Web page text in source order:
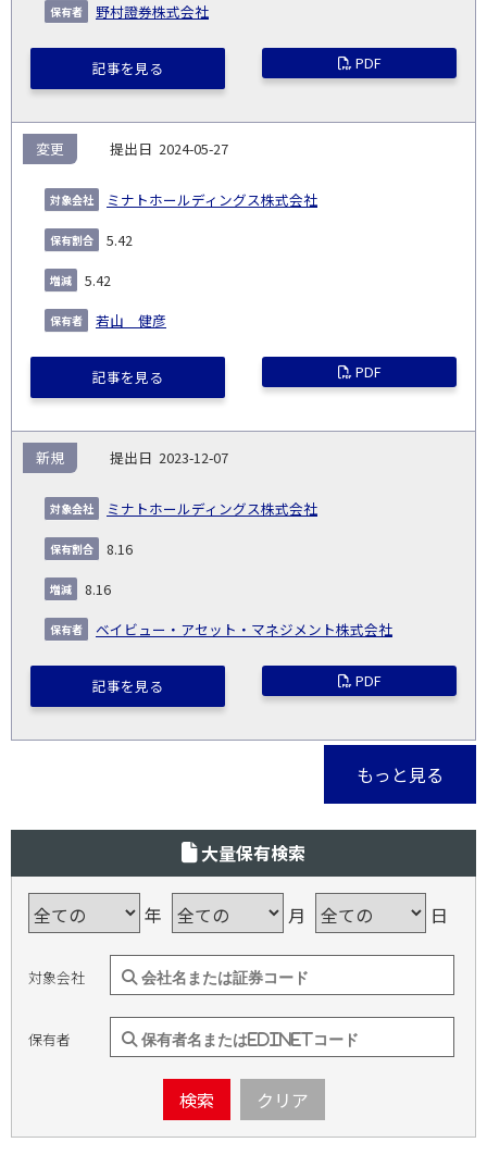
野村證券株式会社
記事を見る PDF
2024-05-27
ミナトホールディングス株式会社
変更
5.42
5.42
若山 健彦
記事を見る PDF
2023-12-07
ミナトホールディングス株式会社
新規
8.16
8.16
ベイビュー・アセット・マネジメント株式会社
記事を見る PDF
もっと見る
大量保有検索
年 月 日
対象会社
保有者
検索 クリア